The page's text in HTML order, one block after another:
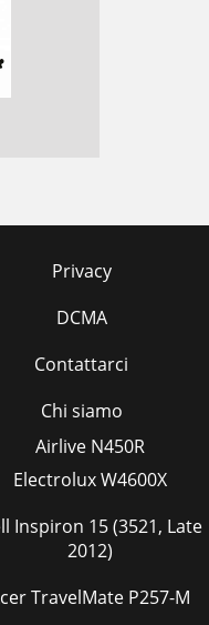
Privacy
DCMA
Contattarci
Chi siamo
Airlive N450R
Electrolux W4600X
Inspiron 15 (3521, Late
2012)
TravelMate P257-M